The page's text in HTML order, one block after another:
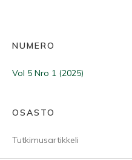
NUMERO
Vol 5 Nro 1 (2025)
OSASTO
Tutkimusartikkeli